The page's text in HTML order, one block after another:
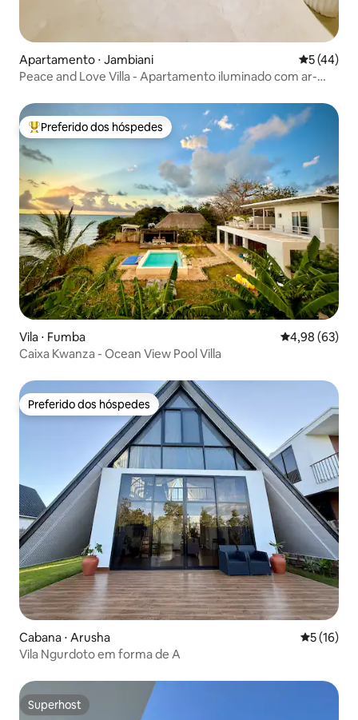
Apartamento ⋅ Jambiani 5 de uma
5 (44)
Peace and Love Villa - Apartamento iluminado com ar-
Entre os melhores preferidos dos hóspedes
Preferido dos hóspedes
Vila ⋅ Fumba 4,98 de uma
4,98 (63)
Caixa Kwanza - Ocean View Pool Villa
Preferido dos hóspedes
Preferido dos hóspedes
Cabana ⋅ Arusha 5 de uma
5 (16)
Vila Ngurdoto em forma de A
Superhost
Superhost